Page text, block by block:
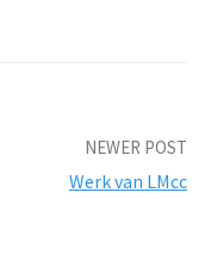
NEWER POST
Werk van LMcc